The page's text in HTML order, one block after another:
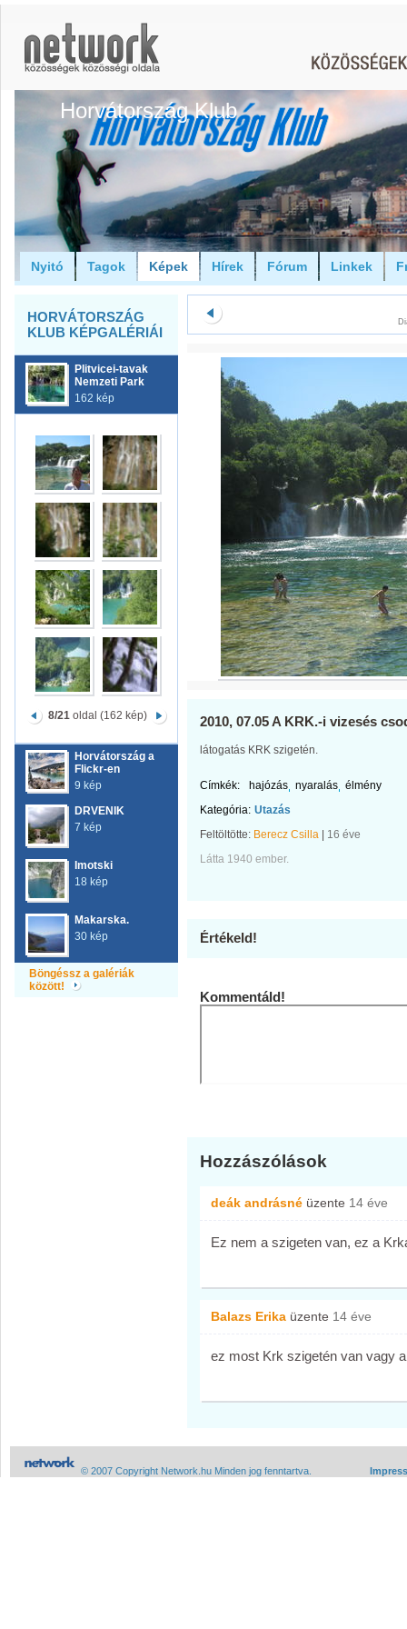
Horvátország Klub
Nyitó Tagok Képek Hírek Fórum Linkek
HORVÁTORSZÁG
KLUB KÉPGALÉRIÁI
Plitvicei-tavak
Nemzeti Park
162 kép
8/21oldal (162 kép)
Horvátország a
Flickr-en
9 kép
DRVENIK
7 kép
Imotski
18 kép
Makarska.
30 kép
Böngéssz a galériák
között!
2010, 07.05 A KRK.-i vizesés
látogatás KRK szigetén.
Címkék: hajózás nyaralás élmény
Kategória: Utazás
Feltöltötte: Berecz Csilla
16 éve
Látta 1940 ember.
Értékeld!
Kommentáld!
Hozzászólások
deák andrásné üzente 14 éve
Ez nem a szigeten van, ez a
Balazs Erika üzente 14 éve
ez most Krk szigetén van vagy
© 2007 Copyright Network.hu Minden jog fenntartva.